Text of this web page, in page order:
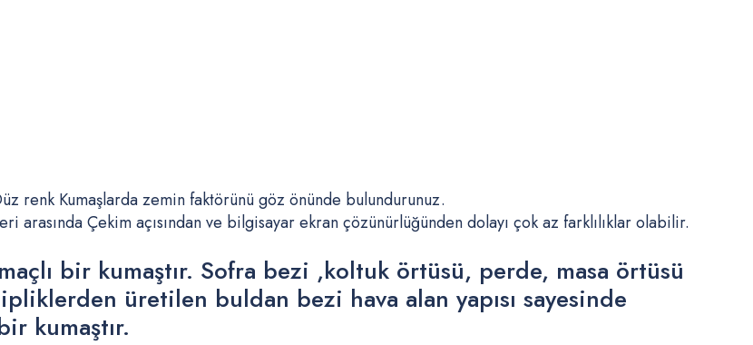
renk Kumaşlarda zemin faktörünü göz önünde bulundurunuz.
Çekim açısından ve bilgisayar ekran çözünürlüğünden dolayı çok az farklılıklar olabilir.
bir kumaştır. Sofra bezi ,koltuk örtüsü, perde, masa örtüsü
üretilen buldan bezi hava alan yapısı sayesinde
kumaştır.